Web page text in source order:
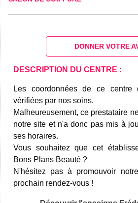
DONNER VOTRE
DESCRIPTION DU CENTRE :
Les coordonnées de ce
vérifiées par nos soins.
Malheureusement, ce prestataire
notre site et n'a donc pas mis à
ses horaires.
Vous souhaitez que cet
Bons Plans Beauté ?
N'hésitez pas à promouvoir
prochain rendez-vous !